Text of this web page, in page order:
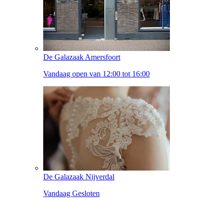
De Galazaak Amersfoort
Vandaag open van 12:00 tot 16:00
De Galazaak Nijverdal
Vandaag Gesloten